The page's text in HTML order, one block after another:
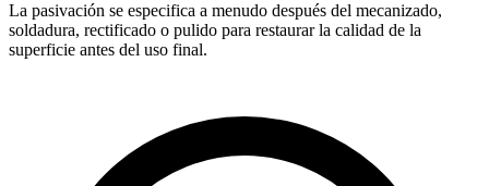
La pasivación se especifica a menudo después del mecanizado,
soldadura, rectificado o pulido para restaurar la calidad de la
superficie antes del uso final.